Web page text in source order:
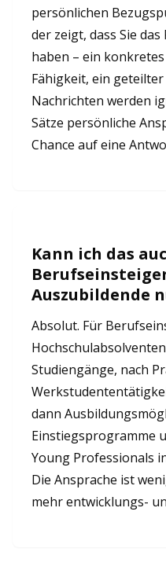
persönlichen
der zeigt, dass Sie
haben – ein
Fähigkeit, ein
Nachrichten werden
Sätze persönliche
Chance auf eine
Kann ich das
Auszubildende
Absolut. Für
Studiengänge, nach
dann
Einstiegsprogramme
Young Professionals
Die Ansprache ist
mehr entwicklungs-